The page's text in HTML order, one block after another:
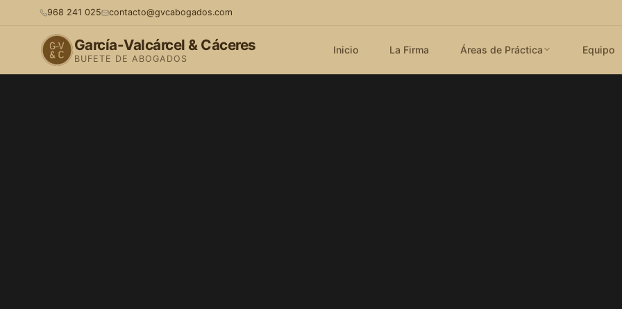
968 241 025 contacto@gvcabogados.com
García-Valcárcel & Cáceres
BUFETE DE ABOGADOS
Inicio La Firma Áreas de Práctica Equipo